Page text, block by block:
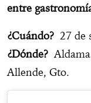
entre
¿Cuándo? 27 de
¿Dónde?
Allende, Gto.